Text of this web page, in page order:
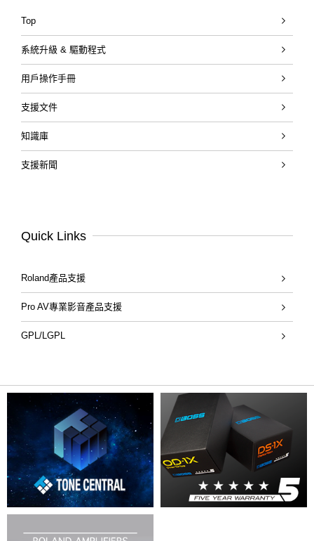
Top
系統升級 & 驅動程式
用戶操作手冊
支援文件
知識庫
支援新聞
Quick Links
Roland產品支援
Pro AV專業影音產品支援
GPL/LGPL